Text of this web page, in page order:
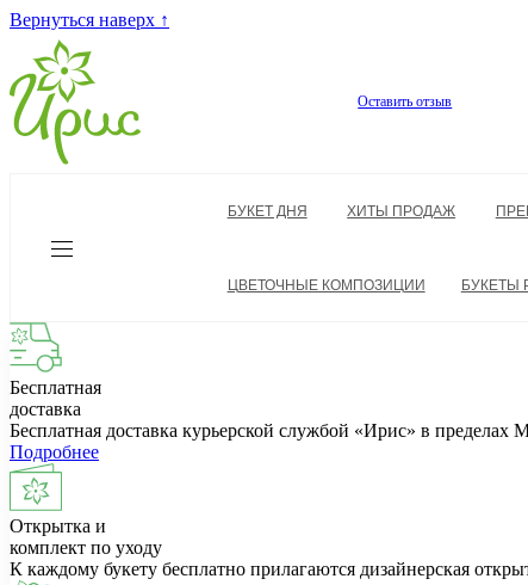
Вернуться наверх ↑
Оставить отзыв
БУКЕТ ДНЯ ХИТЫ ПРОДАЖ
ЦВЕТОЧНЫЕ КОМПОЗИЦИИ БУКЕТЫ
Бесплатная
доставка
Бесплатная доставка курьерской службой «Ирис» в
Подробнее
Открытка и
комплект по уходу
К каждому букету бесплатно прилагаются дизайнерская